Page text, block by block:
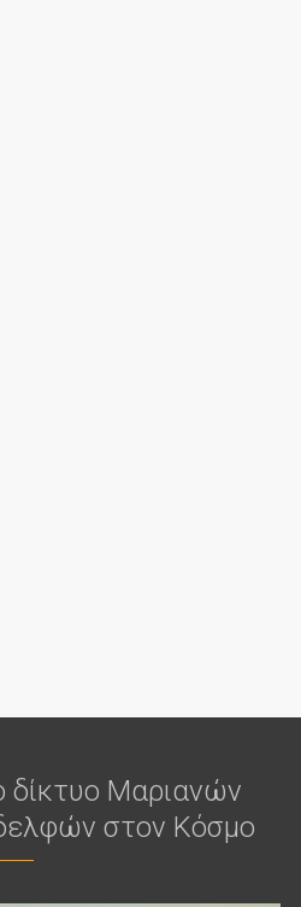
δίκτυο Μαριανών
στον Κόσμο